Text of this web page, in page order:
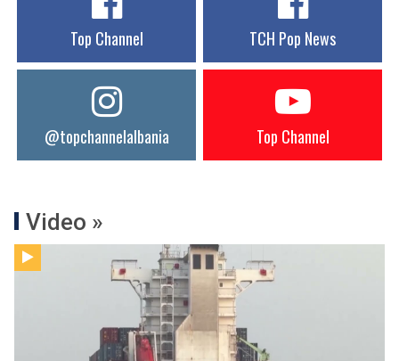
Top Channel TCH Pop News
@topchannelalbania Top Channel
Video »